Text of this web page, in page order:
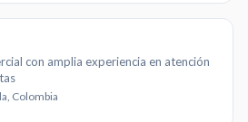
con amplia experiencia en atención
Colombia